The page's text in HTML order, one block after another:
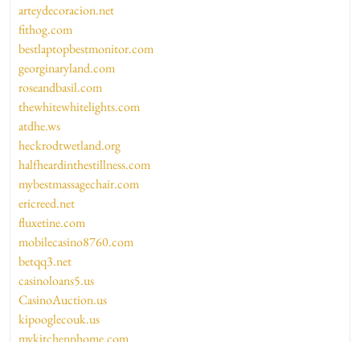
arteydecoracion.net
fithog.com
bestlaptopbestmonitor.com
georginaryland.com
roseandbasil.com
thewhitewhitelights.com
atdhe.ws
heckrodtwetland.org
halfheardinthestillness.com
mybestmassagechair.com
ericreed.net
fluxetine.com
mobilecasino8760.com
betqq3.net
casinoloans5.us
CasinoAuction.us
kipooglecouk.us
mykitchennhome.com